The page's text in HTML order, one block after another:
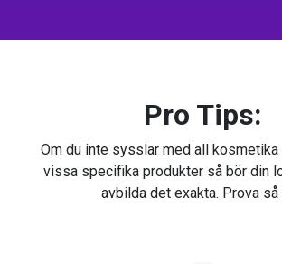
Pro Tips:
Om du inte sysslar med all kosmetika
vissa specifika produkter så bör din
avbilda det exakta. Prova så